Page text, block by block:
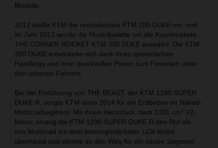
Modelle.
2012 stellte KTM die revolutionäre KTM 200 DUKE vor, und
im Jahr 2013 wurde die Modellpalette um die Kurvenrakete
THE CORNER ROCKET KTM 390 DUKE erweitert. Die KTM
390 DUKE entwickelte sich dank ihres spielerischen
Handlings und ihrer druckvollen Power zum Favoriten unter
den urbanen Fahrern.
Bei der Einführung von THE BEAST, der KTM 1290 SUPER
DUKE R, sorgte KTM dann 2014 für ein Erdbeben im Naked-
Motorradsegment. Mit ihrem Herzstück, dem 1301 cm³ V2-
Motor, errang die KTM 1290 SUPER DUKE R den Ruf als
das Motorrad mit dem leistungsstärksten LC8-Motor
überhaupt und ebnete so den Weg für ein neues Segment